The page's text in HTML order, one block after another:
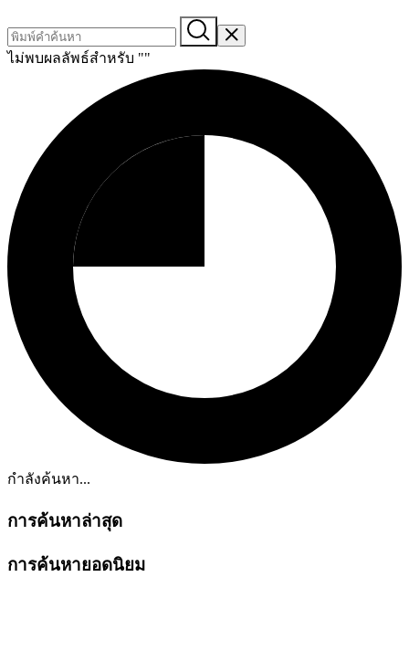
ไม่พบผลลัพธ์สำหรับ ""
กำลังค้นหา...
การค้นหาล่าสุด
การค้นหายอดนิยม